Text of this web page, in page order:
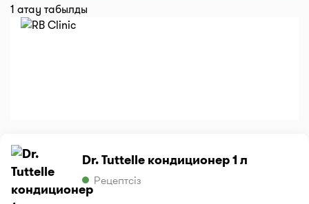
1 атау табылды
Dr. Tuttelle кондиционер 1 л
Рецептсіз